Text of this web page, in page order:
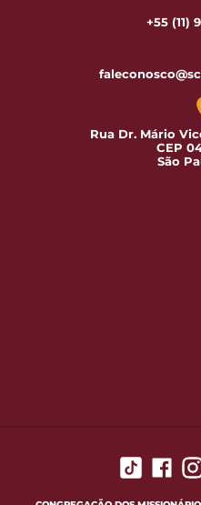
+55 (11)
Rua Dr. Mário
CEP
São